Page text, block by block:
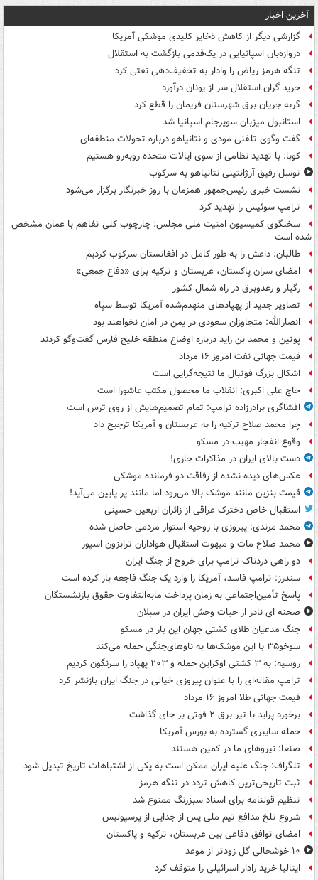
آخرین اخبار
گزارشی دیگر از کاهش ذخایر کلیدی موشکی آمریکا
دروازه‌بان اسپانیایی در یک‌قدمی بازگشت به استقلال
تنگه هرمز ریاض را وادار به تخفیف‌دهی نفتی کرد
خرید گران استقلال سر از یونان درآورد
گربه جریان برق شهرستان فریمان را قطع کرد
استانبول میزبان سوپرجام اسپانیا شد
گفت وگوی تلفنی مودی و نتانیاهو درباره تحولات منطقه‌ای
کوبا: با تهدید نظامی از سوی ایالات متحده روبه‌رو هستیم
توسل رفیق آرژانتینی نتانیاهو به سرکوب
نشست خبری رئیس‌جمهور همزمان با روز خبرنگار برگزار می‌شود
ترامپ سوئیس را تهدید کرد
سخنگوی کمیسیون امنیت ملی مجلس: چارچوب کلی تفاهم با عمان مشخص
شده است
طالبان: داعش را به طور کامل در افغانستان سرکوب کردیم
امضای سران پاکستان، عربستان و ترکیه برای «دفاع جمعی»
رگبار و رعدوبرق در راه شمال کشور
تصاویر جدید از پهپادهای منهدم‌شده آمریکا توسط سپاه
انصارالله: متجاوزان سعودی در یمن در امان نخواهند بود
پوتین و محمد بن زاید درباره اوضاع منطقه خلیج فارس گفت‌وگو کردند
قیمت جهانی نفت امروز ۱۶ مرداد
اشکال بزرگ فوتبال ما نتیجه‌گرایی است
حاج علی اکبری: انقلاب ما محصول مکتب عاشورا است
افشاگری برادرزاده ترامپ: تمام تصمیم‌هایش از روی ترس است
چرا محمد صلاح ترکیه را به عربستان و آمریکا ترجیح داد
وقوع انفجار مهیب در مسکو
دست بالای ایران در مذاکرات جاری!
عکس‌های دیده نشده از رفاقت دو فرمانده‌ موشکی
قیمت بنزین مانند موشک بالا می‌رود اما مانند پر پایین می‌آید!
استقبال خاص دخترک عراقی از زائران اربعین حسینی
محمد مرندی: پیروزی با روحیه استوار مردمی حاصل شده
محمد صلاح مات و مبهوت استقبال هواداران ترابزون اسپور
دو راهی دردناک ترامپ برای خروج از جنگ ایران
سندرز: ترامپ فاسد، آمریکا را وارد یک جنگ فاجعه بار کرده است
پاسخ تأمین‌اجتماعی به زمان پرداخت مابه‌التفاوت حقوق بازنشستگان
صحنه ای نادر از حیات وحش ایران در سبلان
جنگ مدعیان طلای کشتی جهان این بار در مسکو
سوخو۳۵ با این موشک‌ها به ناوهای‌جنگی حمله می‌کند
روسیه: به ۳ کشتی اوکراین حمله و ۲۰۳ پهپاد را سرنگون کردیم
ترامپ مقاله‌ای را با عنوان پیروزی خیالی در جنگ ایران بازنشر کرد
قیمت جهانی طلا امروز ۱۶ مرداد
برخورد پراید با تیر برق ۲ فوتی بر جای گذاشت
حمله سایبری گسترده به بورس آمریکا
صنعا: نیروهای ما در کمین‌ هستند
تلگراف: جنگ علیه ایران ممکن است به یکی از اشتباهات تاریخ تبدیل شود
ثبت تاریخی‌ترین کاهش تردد در تنگه هرمز
تنظیم قولنامه برای اسناد سبزرنگ ممنوع شد
شروع تلخ مدافع تیم ملی پس از جدایی از پرسپولیس
امضای توافق دفاعی بین عربستان، ترکیه و پاکستان
۱۰ خوشحالی گل زودتر از موعد
ایتالیا خرید رادار اسرائیلی را متوقف کرد